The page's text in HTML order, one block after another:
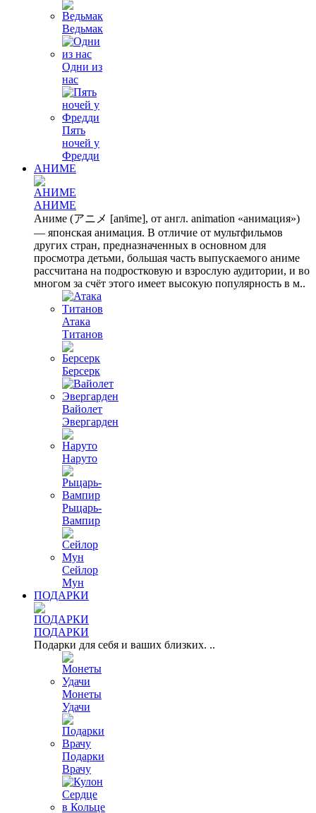
Ведьмак
Одни из
нас
Пять
ночей у
Фредди
АНИМЕ
АНИМЕ
Аниме (アニメ [anʲime], от англ. animation «анимация»)
— японская анимация. В отличие от мультфильмов
других стран, предназначенных в основном для
просмотра детьми, большая часть выпускаемого аниме
рассчитана на подростковую и взрослую аудитории, и во
многом за счёт этого имеет высокую популярность в м..
Атака
Титанов
Берсерк
Вайолет
Эвергарден
Наруто
Рыцарь-
Вампир
Сейлор
Мун
ПОДАРКИ
ПОДАРКИ
Подарки для себя и ваших близких. ..
Монеты
Удачи
Подарки
Врачу